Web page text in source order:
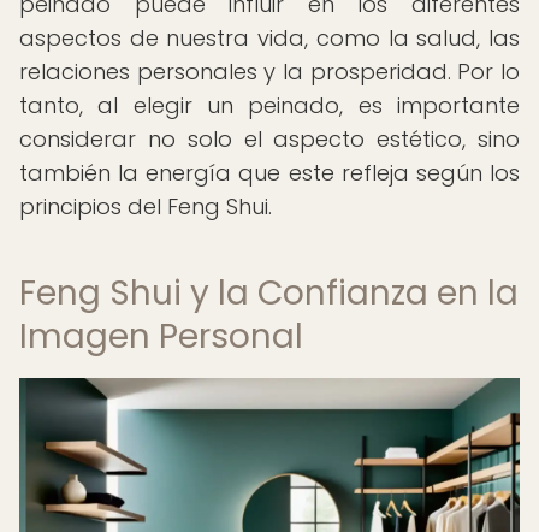
aspectos de nuestra vida, como la salud, las
relaciones personales y la prosperidad. Por lo
tanto, al elegir un peinado, es importante
considerar no solo el aspecto estético, sino
también la energía que este refleja según los
principios del Feng Shui.
Feng Shui y la Confianza en la
Imagen Personal